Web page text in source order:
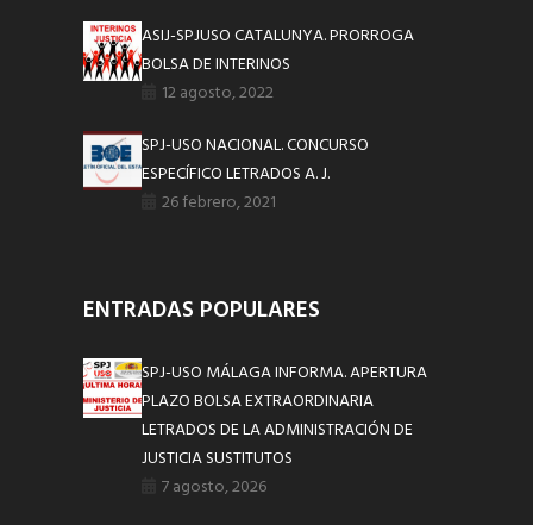
ASIJ-SPJUSO CATALUNYA. PRORROGA
BOLSA DE INTERINOS
12 agosto, 2022
SPJ-USO NACIONAL. CONCURSO
ESPECÍFICO LETRADOS A. J.
26 febrero, 2021
ENTRADAS POPULARES
SPJ-USO MÁLAGA INFORMA. APERTURA
PLAZO BOLSA EXTRAORDINARIA
LETRADOS DE LA ADMINISTRACIÓN DE
JUSTICIA SUSTITUTOS
7 agosto, 2026